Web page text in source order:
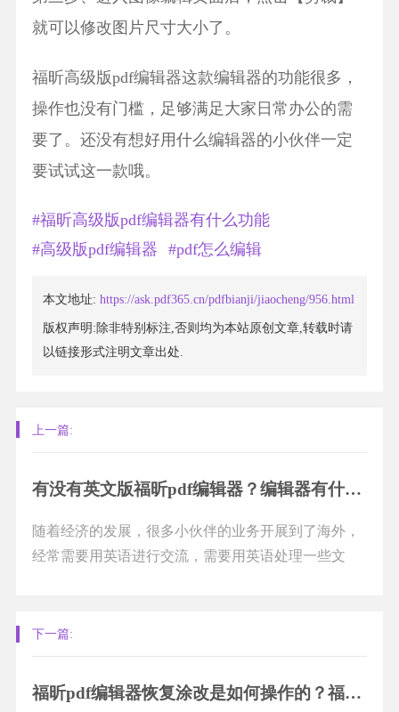
就可以修改图片尺寸大小了。
福昕高级版pdf编辑器这款编辑器的功能很多，
操作也没有门槛，足够满足大家日常办公的需
要了。还没有想好用什么编辑器的小伙伴一定
要试试这一款哦。
#福昕高级版pdf编辑器有什么功能
#高级版pdf编辑器
#pdf怎么编辑
本文地址: https://ask.pdf365.cn/pdfbianji/jiaocheng/956.html
版权声明:除非特别标注,否则均为本站原创文章,转载时请
以链接形式注明文章出处.
上一篇:
有没有英文版福昕pdf编辑器？编辑器有什么特点？
随着经济的发展，很多小伙伴的业务开展到了海外，
经常需要用英语进行交流，需要用英语处理一些文
下一篇:
福昕pdf编辑器恢复涂改是如何操作的？福昕pdf编辑器的橡皮擦功能怎么使用？